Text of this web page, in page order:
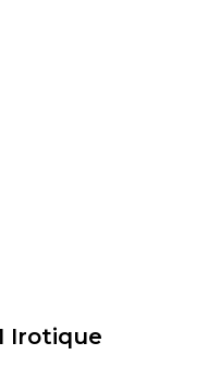
Irotique